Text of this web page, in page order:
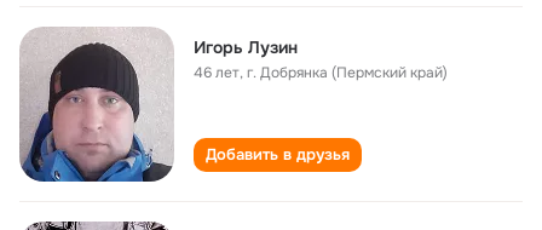
Игорь Лузин
46 лет,г. Добрянка (Пермский край)
Добавить в друзья